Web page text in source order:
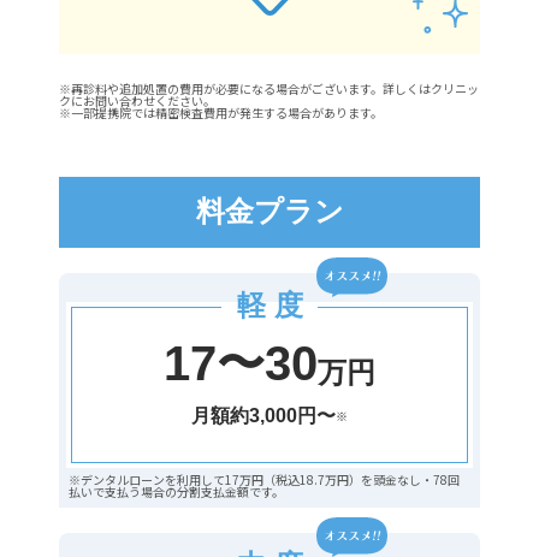
※再診料や追加処置の費用が必要になる場合がございます。詳しくはクリニッ
クにお問い合わせください。
※一部提携院では精密検査費用が発生する場合があります。
料金プラン
軽 度
17〜30万円
月額約3,000円〜※
※デンタルローンを利用して17万円（税込18.7万円）を頭金なし・78回
払いで支払う場合の分割支払金額です。